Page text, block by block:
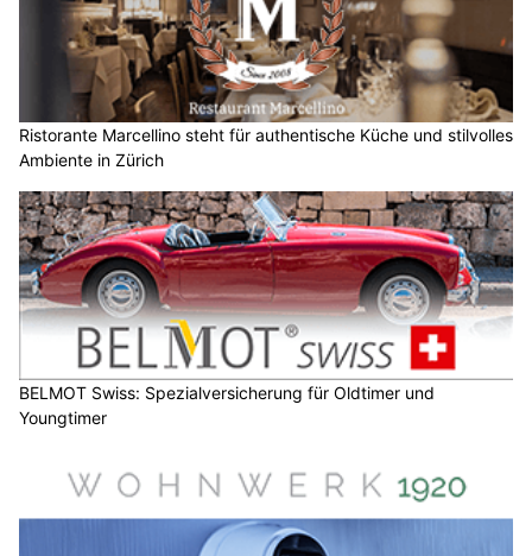
Ristorante Marcellino steht für authentische Küche und stilvolles
Ambiente in Zürich
BELMOT Swiss: Spezialversicherung für Oldtimer und
Youngtimer